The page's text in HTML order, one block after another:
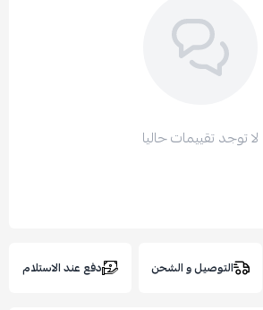
تقييمات حاليا
التوصيل و الشحن دفع عند الاستلام